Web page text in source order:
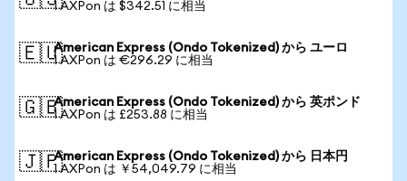
1 AXPon は $342.51 に相当
🇪🇺American Express (Ondo Tokenized) から ユーロ
1 AXPon は €296.29 に相当
🇬🇧American Express (Ondo Tokenized) から 英ポンド
1 AXPon は £253.88 に相当
🇯🇵American Express (Ondo Tokenized) から 日本円
1 AXPon は ￥54,049.79 に相当